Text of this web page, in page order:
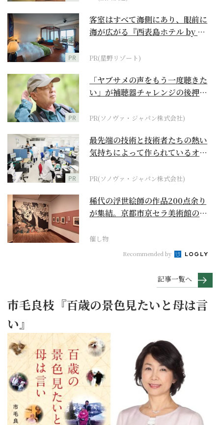
PR
客室はすべて海側にあり、眼前に
海が広がる『西表島ホテル by 星
PR(星野リゾート)
PR
「ヤブサメの声をもう一度聴きた
い」が補聴器チャレンジの後押し
PR(ソノヴァ・ジャパン株式会社)
PR
最先端の技術と技術者たちの熱い
気持ちによって作られているオー
PR(ソノヴァ・ジャパン株式会社)
稀代の浮世絵師の作品200点余り
が集結。京都市京セラ美術館の
催し物
Recommended by
記事一覧へ
市毛良枝『百歳の景色見たいと母は言
い』